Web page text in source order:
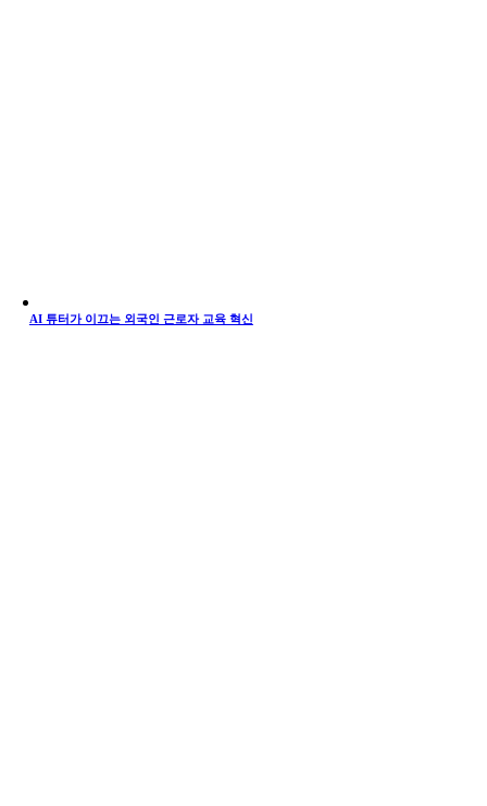
AI 튜터가 이끄는 외국인 근로자 교육 혁신